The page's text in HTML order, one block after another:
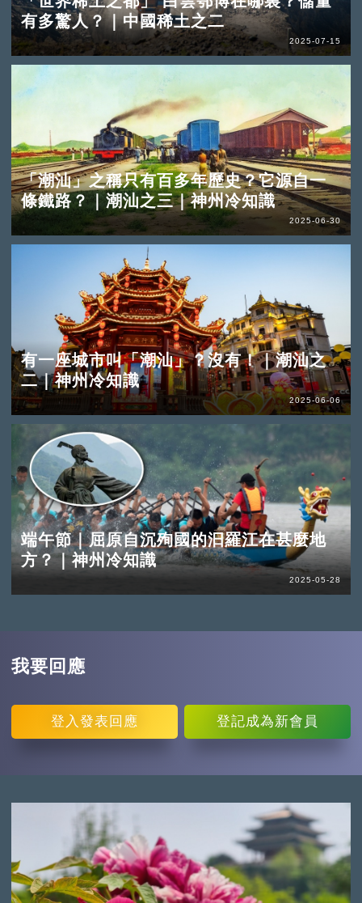
有多驚人？｜中國稀土之二
2025-07-15
「潮汕」之稱只有百多年歷史？它源自一
條鐵路？｜潮汕之三｜神州冷知識
2025-06-30
有一座城市叫「潮汕」？沒有！｜潮汕之
二｜神州冷知識
2025-06-06
端午節｜屈原自沉殉國的汩羅江在甚麼地
方？｜神州冷知識
2025-05-28
我要回應
登入 發表回應 登記成為新會員